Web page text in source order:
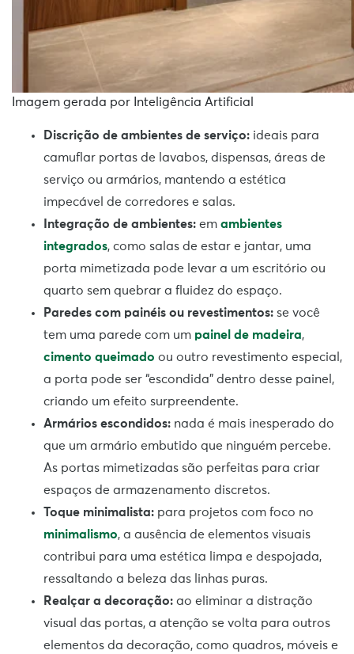
Imagem gerada por Inteligência Artificial
Discrição de ambientes de serviço: ideais para
camuflar portas de lavabos, dispensas, áreas de
serviço ou armários, mantendo a estética
impecável de corredores e salas.
Integração de ambientes: em ambientes
integrados, como salas de estar e jantar, uma
porta mimetizada pode levar a um escritório ou
quarto sem quebrar a fluidez do espaço.
Paredes com painéis ou revestimentos: se você
tem uma parede com um painel de madeira,
cimento queimado ou outro revestimento especial,
a porta pode ser “escondida” dentro desse painel,
criando um efeito surpreendente.
Armários escondidos: nada é mais inesperado do
que um armário embutido que ninguém percebe.
As portas mimetizadas são perfeitas para criar
espaços de armazenamento discretos.
Toque minimalista: para projetos com foco no
minimalismo, a ausência de elementos visuais
contribui para uma estética limpa e despojada,
ressaltando a beleza das linhas puras.
Realçar a decoração: ao eliminar a distração
visual das portas, a atenção se volta para outros
elementos da decoração, como quadros, móveis e